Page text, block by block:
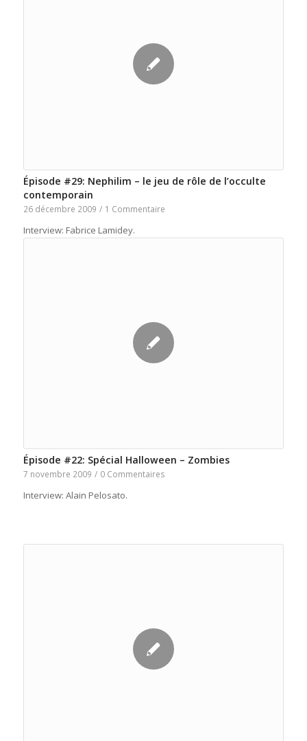
Épisode #29: Nephilim – le jeu de rôle de l’occulte
contemporain
26 décembre 2009 / 1 Commentaire
Interview: Fabrice Lamidey.
Épisode #22: Spécial Halloween – Zombies
7 novembre 2009 / 0 Commentaires
Interview: Alain Pelosato.